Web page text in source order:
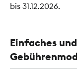
bis 31.12.2026.
Einfaches